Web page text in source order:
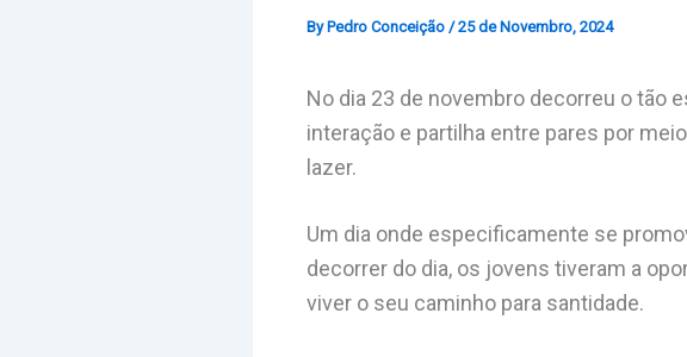
By Pedro Conceição /25 de Novembro, 2024
No dia 23 de novembro decorreu o tão
interação e partilha entre pares por
lazer.
Um dia onde especificamente se
decorrer do dia, os jovens tiveram a
viver o seu caminho para santidade.